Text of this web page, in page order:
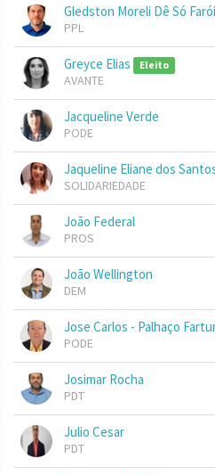
Gledston Moreli Dê Só
PPL
Greyce Elias Eleito
AVANTE
Jacqueline Verde
PODE
Jaqueline Eliane dos
SOLIDARIEDADE
João Federal
PROS
João Wellington
DEM
Jose Carlos - Palhaço
PODE
Josimar Rocha
PDT
Julio Cesar
PDT